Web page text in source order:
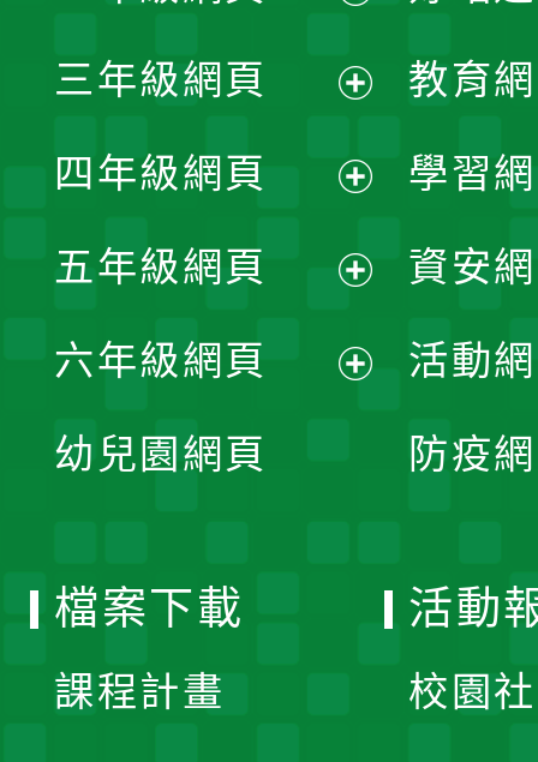
開
選
單
開
選
單
三年級網頁
開
選
單
四年級網頁
開
選
五年級網頁
開
六年級網頁
幼兒園網頁
教育
學習
資安
活動
防疫
檔案下載
課程計畫
活動
校園